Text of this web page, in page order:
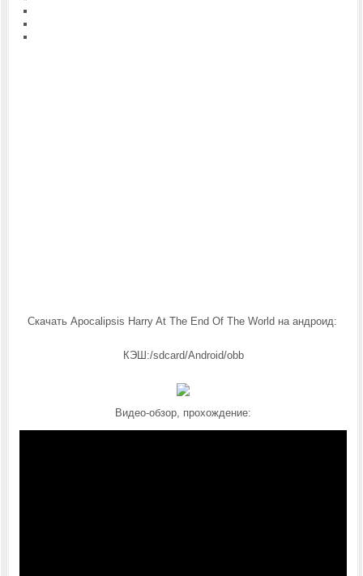
Скачать Apocalipsis Harry At The End Of The World на андроид:
КЭШ:/sdcard/Android/obb
Видео-обзор, прохождение: